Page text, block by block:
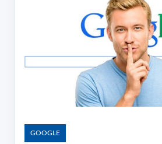
GOOGLE